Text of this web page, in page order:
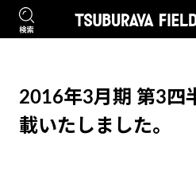
2016年3月期 第3四
載いたしました。